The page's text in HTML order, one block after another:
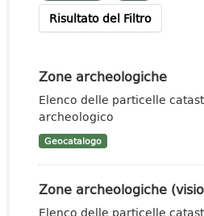
Risultato del Filtro
Zone archeologiche
Elenco delle particelle
archeologico
Geocatalogo
Zone archeologiche
Elenco delle particelle